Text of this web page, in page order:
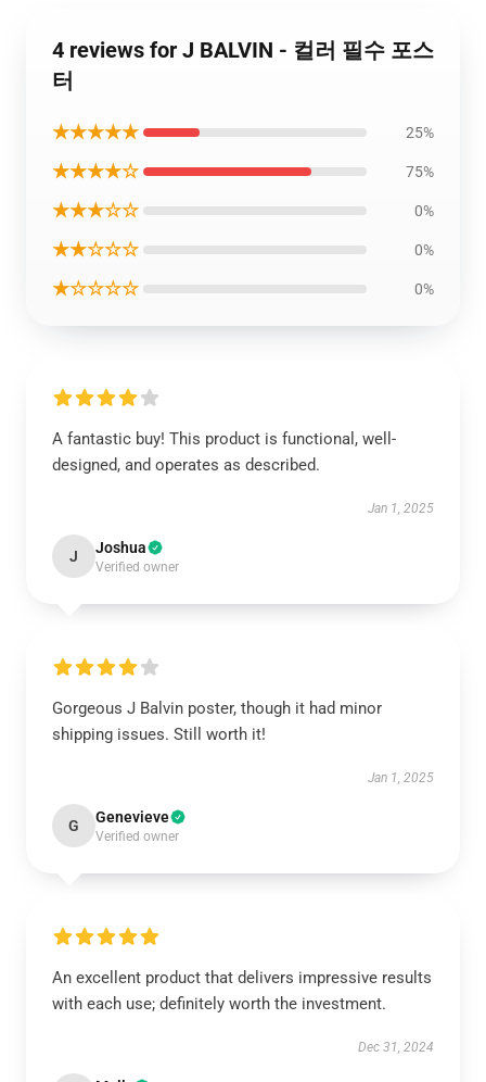
4 reviews for J BALVIN - 컬러 필수 포스
터
★★★★★ 25%
★★★★☆ 75%
★★★☆☆ 0%
★★☆☆☆ 0%
★☆☆☆☆ 0%
A fantastic buy! This product is functional, well-
designed, and operates as described.
Jan 1, 2025
J Joshua
Verified owner
Gorgeous J Balvin poster, though it had minor
shipping issues. Still worth it!
Jan 1, 2025
G Genevieve
Verified owner
An excellent product that delivers impressive results
with each use; definitely worth the investment.
Dec 31, 2024